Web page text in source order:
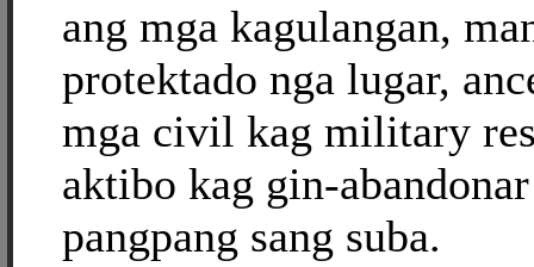
ang mga kagulangan,
protektado nga lugar,
mga civil kag military
aktibo kag gin-
pangpang sang suba.